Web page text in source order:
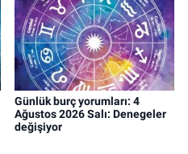
Günlük burç yorumları: 4
Ağustos 2026 Salı: Denegeler
değişiyor